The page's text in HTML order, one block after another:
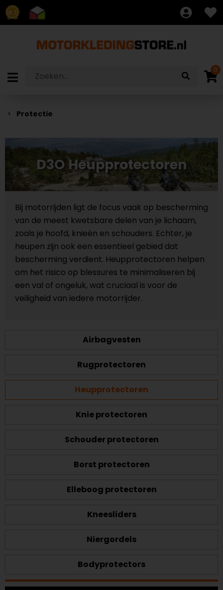
8.7
0
Protectie
D3O Heupprotectoren
Bij motorrijden ligt de focus vaak op bescherming
van de meest kwetsbare delen van je lichaam,
zoals je hoofd, knieën en schouders. Echter, je
heupen zijn ook een essentieel gebied dat
bescherming verdient. Heupprotectoren helpen
om het risico op blessures te minimaliseren bij
een val of ongeluk, wat cruciaal is voor de
veiligheid van iedere motorrijder.
Airbagvesten
Rugprotectoren
Heupprotectoren
Knie protectoren
Schouder protectoren
Borst protectoren
Elleboog protectoren
Kneesliders
Niergordels
Bodyprotectors